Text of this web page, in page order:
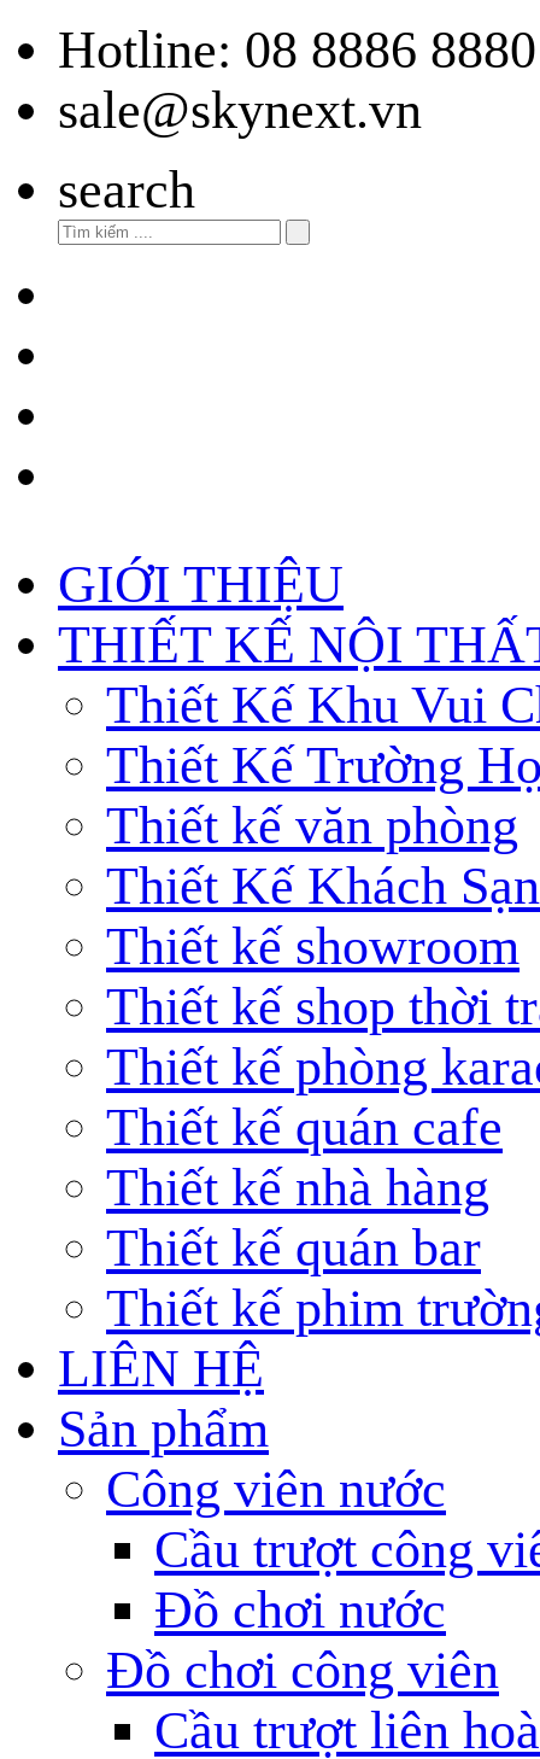
Hotline: 08 8886 8880
sale@skynext.vn
search
GIỚI THIỆU
THIẾT KẾ NỘI
Thiết Kế Khu Vui
Thiết Kế Trường
Thiết kế văn phòng
Thiết Kế Khách Sạn
Thiết kế showroom
Thiết kế shop thời
Thiết kế phòng
Thiết kế quán cafe
Thiết kế nhà hàng
Thiết kế quán bar
Thiết kế phim
LIÊN HỆ
Sản phẩm
Công viên nước
Cầu trượt công
Đồ chơi nước
Đồ chơi công viên
Cầu trượt liên